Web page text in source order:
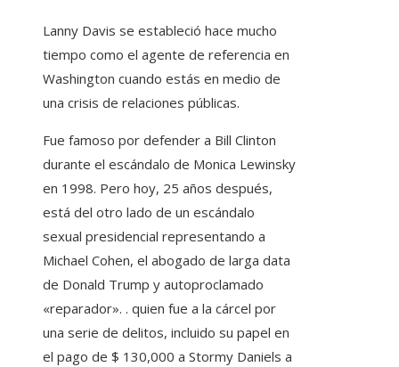
Lanny Davis se estableció hace mucho
tiempo como el agente de referencia en
Washington cuando estás en medio de
una crisis de relaciones públicas.
Fue famoso por defender a Bill Clinton
durante el escándalo de Monica Lewinsky
en 1998. Pero hoy, 25 años después,
está del otro lado de un escándalo
sexual presidencial representando a
Michael Cohen, el abogado de larga data
de Donald Trump y autoproclamado
«reparador». . quien fue a la cárcel por
una serie de delitos, incluido su papel en
el pago de $ 130,000 a Stormy Daniels a